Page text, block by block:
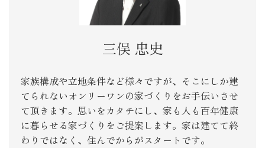
三俣 忠史
家族構成や立地条件など様々ですが、そこにしか建
てられないオンリーワンの家づくりをお手伝いさせ
て頂きます。思いをカタチにし、家も人も百年健康
に暮らせる家づくりをご提案します。家は建てて終
わりではなく、住んでからがスタートです。